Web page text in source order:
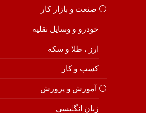
⚪️ صنعت و بازار کار
خودرو و وسایل نقلیه
ارز ، طلا و سکه
کسب و کار
⚪️ آموزش و پرورش
زبان انگلیسی